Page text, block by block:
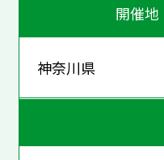
開催地
神奈川県